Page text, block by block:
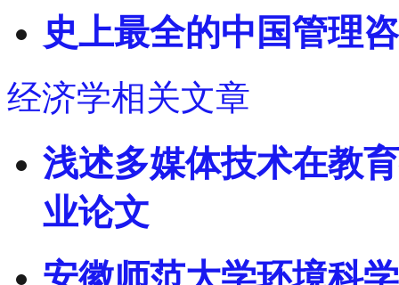
史上最全的中国管理
经济学相关文章
浅述多媒体技术在教
业论文